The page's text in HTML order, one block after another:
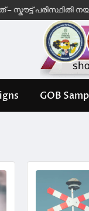
നയങ്ങൾ |
GOB